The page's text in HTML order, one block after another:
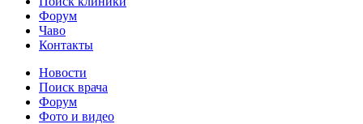
Форум
Чаво
Контакты
Новости
Поиск врача
Форум
Фото и видео